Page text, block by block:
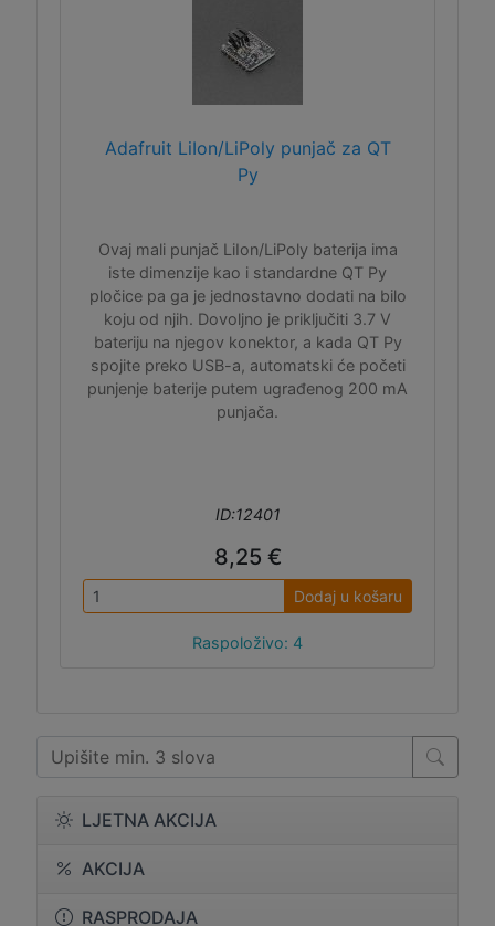
LJETNA AKCIJA
AKCIJA
RASPRODAJA
Adafruit LiIon/LiPoly punjač za QT
Py
Ovaj mali punjač LiIon/LiPoly baterija ima
iste dimenzije kao i standardne QT Py
pločice pa ga je jednostavno dodati na bilo
koju od njih. Dovoljno je priključiti 3.7 V
bateriju na njegov konektor, a kada QT Py
spojite preko USB-a, automatski će početi
punjenje baterije putem ugrađenog 200 mA
punjača.
ID:12401
8,25 €
Dodaj u košaru
Raspoloživo: 4